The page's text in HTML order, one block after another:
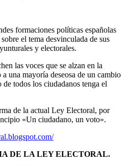
formaciones políticas españolas
el tema desvinculada de sus
y electorales.
las voces que se alzan en la
a una mayoría deseosa de un cambio
todos los ciudadanos tenga el
de la actual Ley Electoral, por
«Un ciudadano, un voto».
DE LA LEY ELECTORAL.